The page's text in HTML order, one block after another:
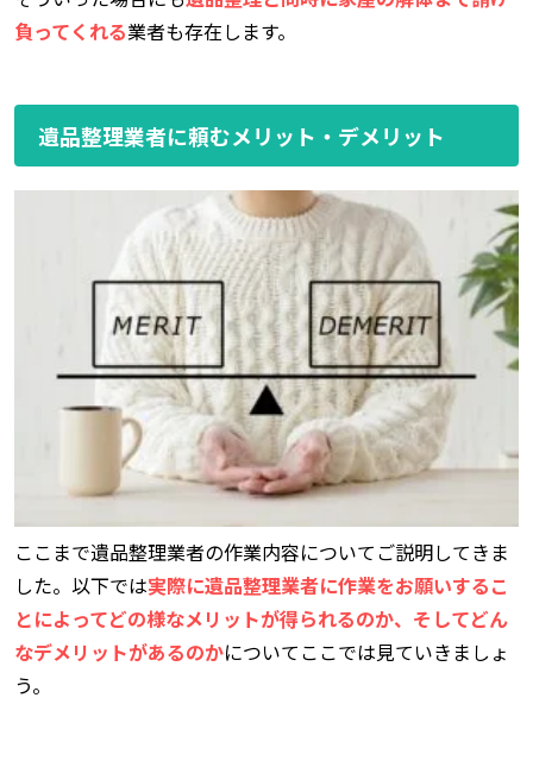
負ってくれる業者も存在します。
遺品整理業者に頼むメリット・デメリット
ここまで遺品整理業者の作業内容についてご説明してきま
した。以下では実際に遺品整理業者に作業をお願いするこ
とによってどの様なメリットが得られるのか、そしてどん
なデメリットがあるのかについてここでは見ていきましょ
う。